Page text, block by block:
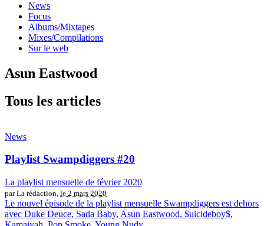
News
Focus
Albums/Mixtapes
Mixes/Compilations
Sur le web
Asun Eastwood
Tous les articles
News
Playlist Swampdiggers #20
La playlist mensuelle de février 2020
par La rédaction, le 2 mars 2020
Le nouvel épisode de la playlist mensuelle Swampdiggers est dehors
avec Duke Deuce, Sada Baby, Asun Eastwood, $uicideboy$,